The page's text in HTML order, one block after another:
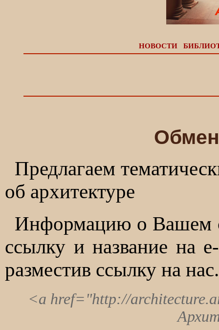
НОВОСТИ
Предлагаем
об архитектуре
Информацию о Вашем
ссылку и название на
разместив ссылку на
<a href="http://